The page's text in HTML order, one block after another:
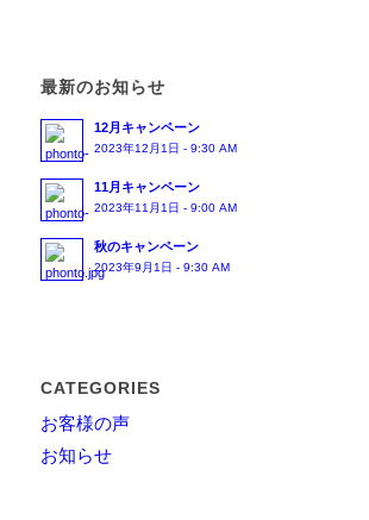
最新のお知らせ
12月キャンペーン
2023年12月1日 - 9:30 AM
11月キャンペーン
2023年11月1日 - 9:00 AM
秋のキャンペーン
2023年9月1日 - 9:30 AM
CATEGORIES
お客様の声
お知らせ